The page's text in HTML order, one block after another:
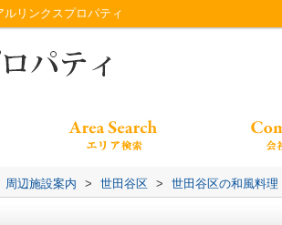
リンクスプロパティ
周辺施設案内 > 世田谷区 > 世田谷区の和風料理